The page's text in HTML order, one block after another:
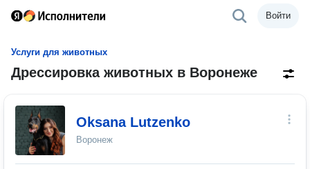
Войти
Услуги для животных
Дрессировка животных в Воронеже
Oksana Lutzenko
Воронеж